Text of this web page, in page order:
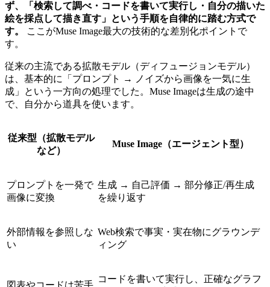
ず、「検索して調べ・コードを書いて実行し・自分の描いた
絵を採点して描き直す」という手順を自律的に踏む方式で
す。
ここがMuse Image最大の技術的な差別化ポイントで
す。
従来の主流である拡散モデル（ディフュージョンモデル）
は、基本的に「プロンプト → ノイズから画像を一気に生
成」という一方向の処理でした。Muse Imageは生成の途中
で、自分から道具を使います。
従来型（拡散モデル
など）
Muse Image（エージェント型）
プロンプトを一発で
画像に変換
生成 → 自己評価 → 部分修正/再生成
を繰り返す
外部情報を参照しな
い
Web検索で事実・実在物にグラウンデ
ィング
コードを書いて実行し、正確なグラフ